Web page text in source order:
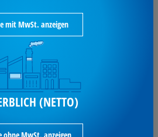
DU UNS:
Wietholt GmbH
Dieks Wall 17
mit MwSt. anzeigen
(NETTO)